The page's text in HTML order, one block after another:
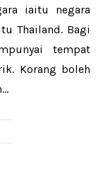
iaitu negara
Thailand. Bagi
tempat
Korang boleh